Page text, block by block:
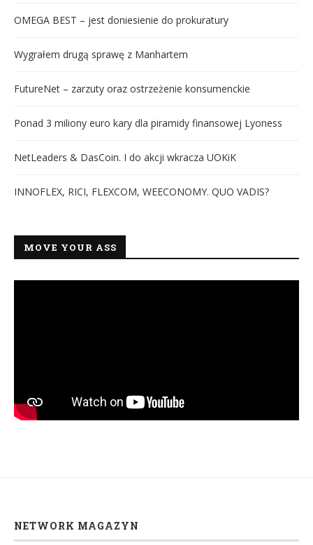
OMEGA BEST – jest doniesienie do prokuratury
Wygrałem drugą sprawę z Manhartem
FutureNet – zarzuty oraz ostrzeżenie konsumenckie
Ponad 3 miliony euro kary dla piramidy finansowej Lyoness
NetLeaders & DasCoin. I do akcji wkracza UOKiK
INNOFLEX, RICI, FLEXCOM, WEECONOMY. QUO VADIS?
MOVE YOUR ASS
NETWORK MAGAZYN